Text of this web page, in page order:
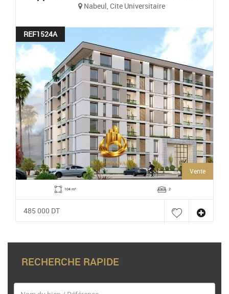
Nabeul, Cite Universitaire
REF1524A
Vente
104 m² 2
485 000 DT
RECHERCHE RAPIDE